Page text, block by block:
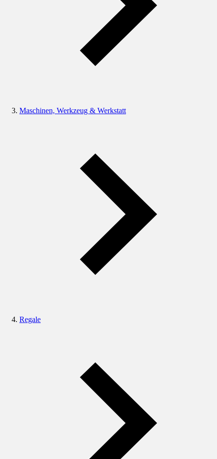
Maschinen, Werkzeug & Werkstatt
Regale